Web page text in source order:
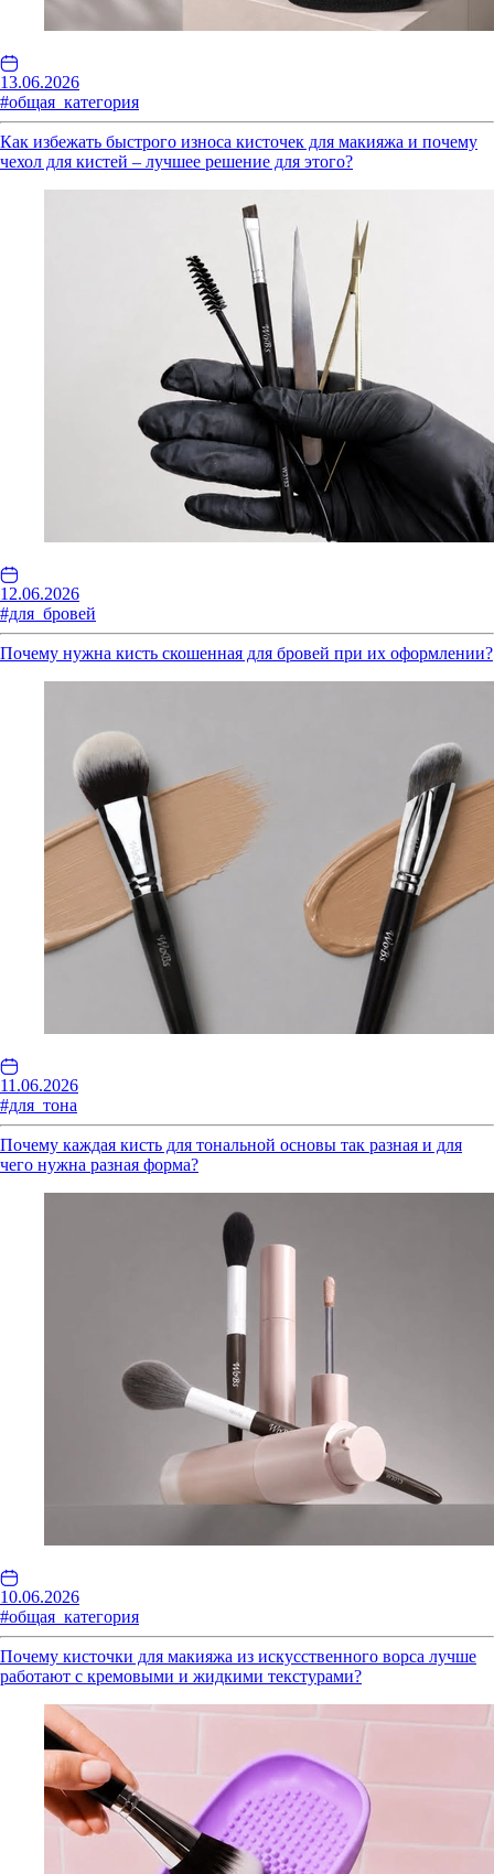
13.06.2026
#общая_категория
Как избежать быстрого износа кисточек для макияжа и почему
чехол для кистей – лучшее решение для этого?
12.06.2026
#для_бровей
Почему нужна кисть скошенная для бровей при их оформлении?
11.06.2026
#для_тона
Почему каждая кисть для тональной основы так разная и для
чего нужна разная форма?
10.06.2026
#общая_категория
Почему кисточки для макияжа из искусственного ворса лучше
работают с кремовыми и жидкими текстурами?